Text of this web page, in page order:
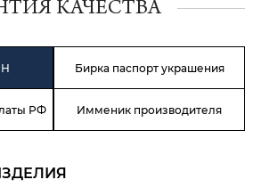
КАЧЕСТВА
Бирка паспорт украшения
РФ Имменик производителя